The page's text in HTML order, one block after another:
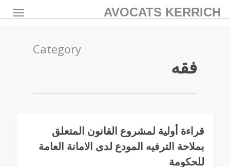
AVOCATS KERRICH
Category
فقه
قراءة أولية لمشروع القانون المتعلق
بملاحة الترفيه المودع لدى الامانة العامة
للحكومة